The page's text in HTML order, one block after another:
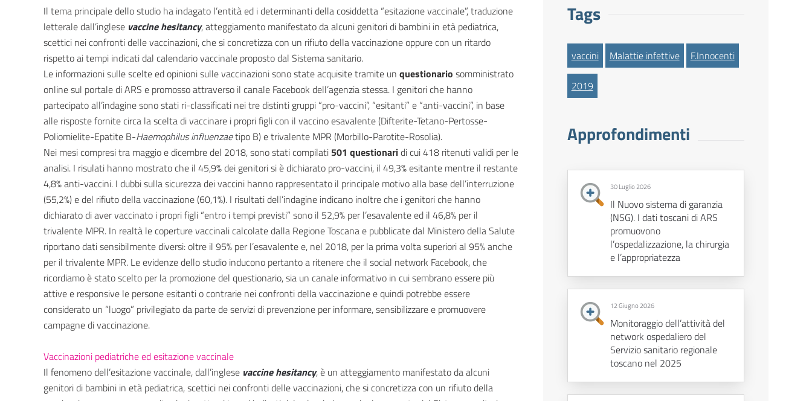
Il tema principale dello studio ha indagato l’entità ed i determinanti della cosiddetta “esitazione vaccinale”, traduzione
letterale dall’inglese vaccine hesitancy, atteggiamento manifestato da alcuni genitori di bambini in età pediatrica,
scettici nei confronti delle vaccinazioni, che si concretizza con un rifiuto della vaccinazione oppure con un ritardo
rispetto ai tempi indicati dal calendario vaccinale proposto dal Sistema sanitario.
Le informazioni sulle scelte ed opinioni sulle vaccinazioni sono state acquisite tramite un questionario somministrato
online sul portale di ARS e promosso attraverso il canale Facebook dell’agenzia stessa. I genitori che hanno
partecipato all’indagine sono stati ri-classificati nei tre distinti gruppi “pro-vaccini”, “esitanti” e “anti-vaccini”, in base
alle risposte fornite circa la scelta di vaccinare i propri figli con il vaccino esavalente (Difterite-Tetano-Pertosse-
Poliomielite-Epatite B-Haemophilus influenzaetipo B) e trivalente MPR (Morbillo-Parotite-Rosolia).
Nei mesi compresi tra maggio e dicembre del 2018, sono stati compilati 501 questionaridi cui 418 ritenuti validi per le
analisi. I risulati hanno mostrato che il 45,9% dei genitori si è dichiarato pro-vaccini, il 49,3% esitante mentre il restante
4,8% anti-vaccini. I dubbi sulla sicurezza dei vaccini hanno rappresentato il principale motivo alla base dell’interruzione
(55,2%) e del rifiuto della vaccinazione (60,1%). I risultati dell’indagine indicano inoltre che i genitori che hanno
dichiarato di aver vaccinato i propri figli “entro i tempi previsti” sono il 52,9% per l’esavalente ed il 46,8% per il
trivalente MPR. In realtà le coperture vaccinali calcolate dalla Regione Toscana e pubblicate dal Ministero della Salute
riportano dati sensibilmente diversi: oltre il 95% per l’esavalente e, nel 2018, per la prima volta superiori al 95% anche
per il trivalente MPR. Le evidenze dello studio inducono pertanto a ritenere che il social network Facebook, che
ricordiamo è stato scelto per la promozione del questionario, sia un canale informativo in cui sembrano essere più
attive e responsive le persone esitanti o contrarie nei confronti della vaccinazione e quindi potrebbe essere
considerato un “luogo” privilegiato da parte de servizi di prevenzione per informare, sensibilizzare e promuovere
campagne di vaccinazione.
Vaccinazioni pediatriche ed esitazione vaccinale
Il fenomeno dell’esitazione vaccinale, dall’inglese vaccine hesitancy, è un atteggiamento manifestato da alcuni
genitori di bambini in età pediatrica, scettici nei confronti delle vaccinazioni, che si concretizza con un rifiuto della
Tags
vaccini Malattie infettive F.Innocenti
2019
Approfondimenti
30 Luglio 2026
Il Nuovo sistema di garanzia
(NSG). I dati toscani di ARS
promuovono
l’ospedalizzazione, la chirurgia
e l’appropriatezza
12 Giugno 2026
Monitoraggio dell’attività del
network ospedaliero del
Servizio sanitario regionale
toscano nel 2025